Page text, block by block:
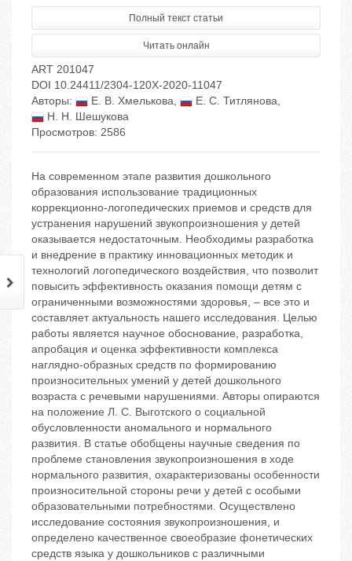
Полный текст статьи
Читать онлайн
ART 201047
DOI 10.24411/2304-120X-2020-11047
Авторы:
Е. В. Хмелькова, Е. С. Титлянова,
Н. Н. Шешукова
Просмотров: 2586
На современном этапе развития дошкольного
образования использование традиционных
коррекционно-логопедических приемов и средств для
устранения нарушений звукопроизношения у детей
оказывается недостаточным. Необходимы разработка
и внедрение в практику инновационных методик и
технологий логопедического воздействия, что позволит
повысить эффективность оказания помощи детям с
ограниченными возможностями здоровья, – все это и
составляет актуальность нашего исследования. Целью
работы является научное обоснование, разработка,
апробация и оценка эффективности комплекса
наглядно-образных средств по формированию
произносительных умений у детей дошкольного
возраста с речевыми нарушениями. Авторы опираются
на положение Л. С. Выготского о социальной
обусловленности аномального и нормального
развития. В статье обобщены научные сведения по
проблеме становления звукопроизношения в ходе
нормального развития, охарактеризованы особенности
произносительной стороны речи у детей с особыми
образовательными потребностями. Осуществлено
исследование состояния звукопроизношения, и
определено качественное своеобразие фонетических
средств языка у дошкольников с различными